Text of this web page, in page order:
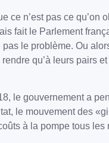
n’est pas ce qu’on
fait le Parlement
le problème. Ou
qu’à leurs pairs
le gouvernement a
le mouvement des
à la pompe tous les